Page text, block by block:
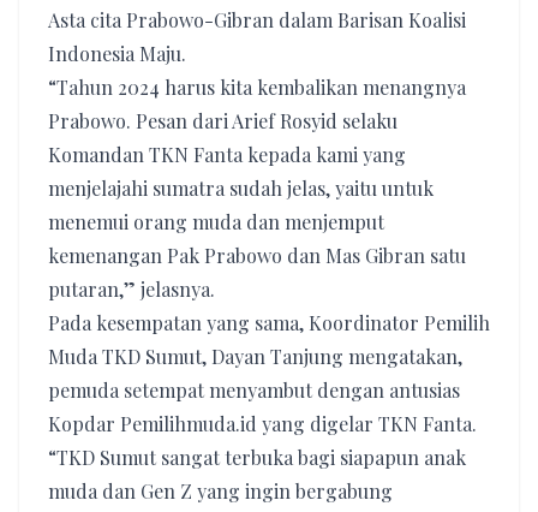
Asta cita Prabowo-Gibran dalam Barisan Koalisi
Indonesia Maju.
“Tahun 2024 harus kita kembalikan menangnya
Prabowo. Pesan dari Arief Rosyid selaku
Komandan TKN Fanta kepada kami yang
menjelajahi sumatra sudah jelas, yaitu untuk
menemui orang muda dan menjemput
kemenangan Pak Prabowo dan Mas Gibran satu
putaran,” jelasnya.
Pada kesempatan yang sama, Koordinator Pemilih
Muda TKD Sumut, Dayan Tanjung mengatakan,
pemuda setempat menyambut dengan antusias
Kopdar Pemilihmuda.id yang digelar TKN Fanta.
“TKD Sumut sangat terbuka bagi siapapun anak
muda dan Gen Z yang ingin bergabung